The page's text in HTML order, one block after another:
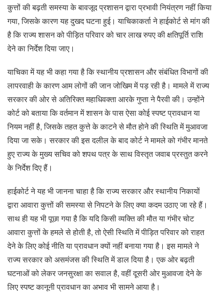
कुत्तों की बढ़ती समस्या के बावजूद प्रशासन द्वारा प्रभावी नियंत्रण नहीं किया
गया, जिसके कारण यह दुखद घटना हुई। याचिकाकर्ता ने हाईकोर्ट से मांग की
है कि राज्य शासन को पीड़ित परिवार को चार लाख रुपए की क्षतिपूर्ति राशि
देने का निर्देश दिया जाए।
याचिका में यह भी कहा गया है कि स्थानीय प्रशासन और संबंधित विभागों की
लापरवाही के कारण आम लोगों की जान जोखिम में पड़ रही है। मामले में राज्य
सरकार की ओर से अतिरिक्त महाधिवक्ता आरके गुप्ता ने पैरवी की। उन्होंने
कोर्ट को बताया कि वर्तमान में शासन के पास ऐसा कोई स्पष्ट प्रावधान या
नियम नहीं है, जिसके तहत कुत्ते के काटने से मौत होने की स्थिति में मुआवजा
दिया जा सके। सरकार की इस दलील के बाद कोर्ट ने मामले को गंभीर मानते
हुए राज्य के मुख्य सचिव को शपथ पत्र के साथ विस्तृत जवाब प्रस्तुत करने
के निर्देश दिए हैं।
हाईकोर्ट ने यह भी जानना चाहा है कि राज्य सरकार और स्थानीय निकायों
द्वारा आवारा कुत्तों की समस्या से निपटने के लिए क्या कदम उठाए जा रहे हैं।
साथ ही यह भी पूछा गया है कि यदि किसी व्यक्ति की मौत या गंभीर चोट
आवारा कुत्तों के हमले से होती है, तो ऐसी स्थिति में पीड़ित परिवार को राहत
देने के लिए कोई नीति या प्रावधान क्यों नहीं बनाया गया है। इस मामले ने
राज्य सरकार को असमंजस की स्थिति में डाल दिया है। एक ओर बढ़ती
घटनाओं को लेकर जनसुरक्षा का सवाल है, वहीं दूसरी ओर मुआवजा देने के
लिए स्पष्ट कानूनी प्रावधान का अभाव भी सामने आया है।